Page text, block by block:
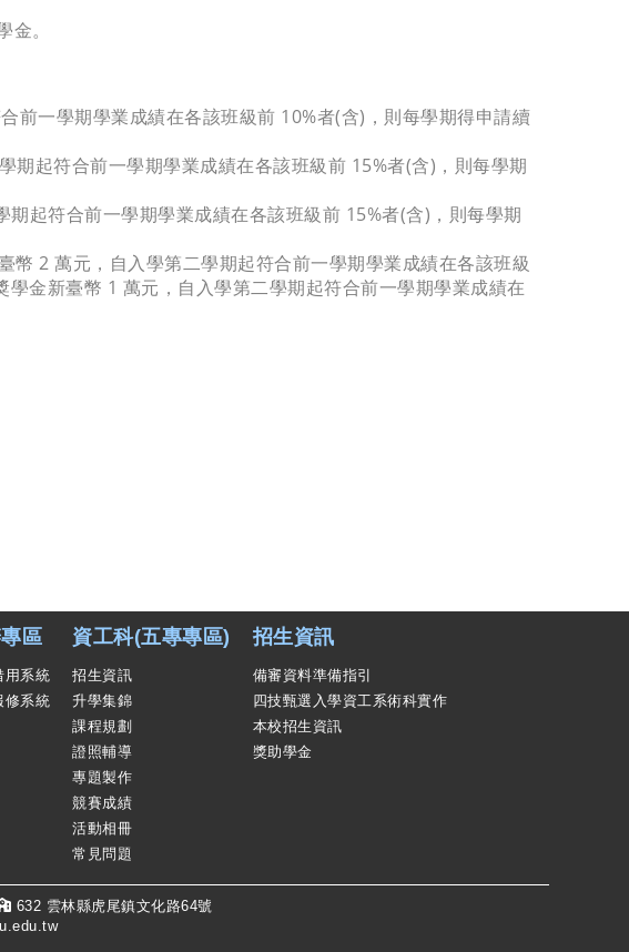
。
前一學期學業成績在各該班級前 10%者(含)，則每學期得申請續
起符合前一學期學業成績在各該班級前 15%者(含)，則每學期
起符合前一學期學業成績在各該班級前 15%者(含)，則每學期
2 萬元，自入學第二學期起符合前一學期學業成績在各該班級
金新臺幣 1 萬元，自入學第二學期起符合前一學期學業成績在
區
用系統
修系統
資工科(五專專區)
招生資訊
升學集錦
課程規劃
證照輔導
專題製作
競賽成績
活動相冊
常見問題
招生資訊
備審資料準備指引
四技甄選入學資工系術科實作
本校招生資訊
獎助學金
632 雲林縣虎尾鎮文化路64號